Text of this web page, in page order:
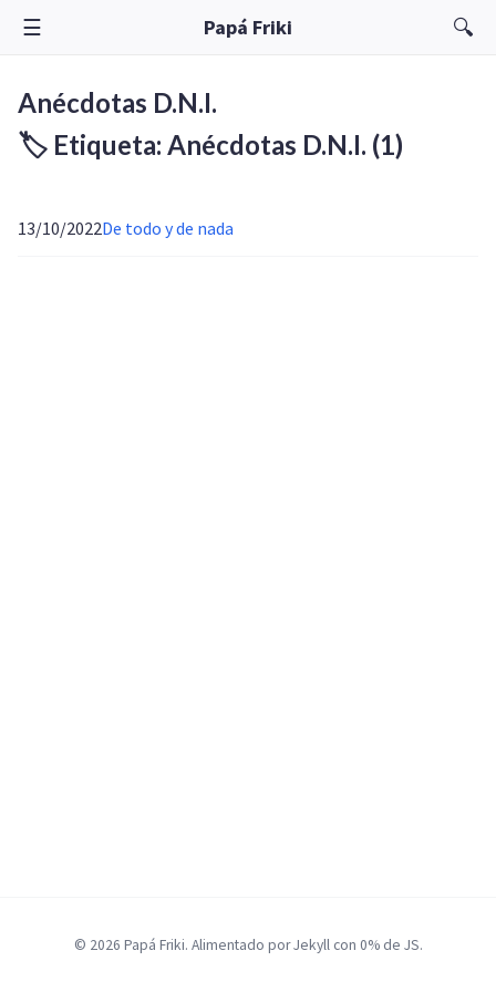
☰ Papá Friki 🔍
Anécdotas D.N.I.
🏷️ Etiqueta: Anécdotas D.N.I. (1)
13/10/2022De todo y de nada
© 2026 Papá Friki. Alimentado por Jekyll con 0% de JS.